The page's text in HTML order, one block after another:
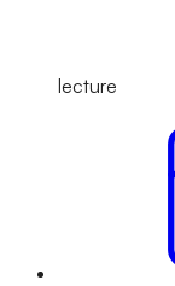
lecture